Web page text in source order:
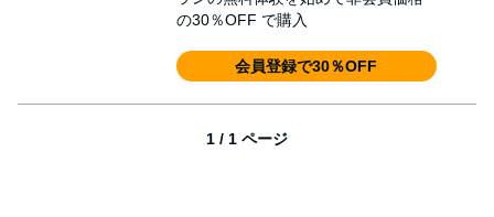
の30％OFF で購入
会員登録で30％OFF
1 / 1 ページ